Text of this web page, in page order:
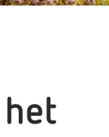
het